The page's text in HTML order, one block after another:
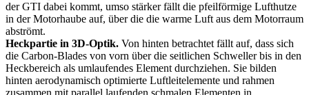
der GTI dabei kommt, umso stärker fällt die pfeilförmige Lufthutze
in der Motorhaube auf, über die die warme Luft aus dem Motorraum
abströmt.
Heckpartie in 3D-Optik. Von hinten betrachtet fällt auf, dass sich
die Carbon-Blades von vorn über die seitlichen Schweller bis in den
Heckbereich als umlaufendes Element durchziehen. Sie bilden
hinten aerodynamisch optimierte Luftleitelemente und rahmen
zusammen mit parallel laufenden schmalen Elementen in